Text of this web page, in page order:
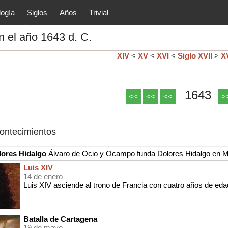
y principales
arte, cultura, etc.) de la
Siglos Años Trivial
el año 1643 d. C.
XIV< XV< XVI< Siglo XVII >
<< << << 1643
Hidalgo Álvaro de Ocio y Ocampo funda Dolores Hidalgo en
Luis XIV
14 de enero
Luis XIV asciende al trono de Francia con cuatro años de
Batalla de Cartagena